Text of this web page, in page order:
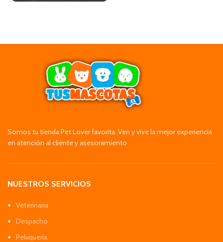
Somos tu tienda Pet Lover favorita. Ven y vive la mejor experiencia
en atención al cliente y asesoramiento
NUESTROS SERVICIOS
Veterinaria
Despacho
Peluquería